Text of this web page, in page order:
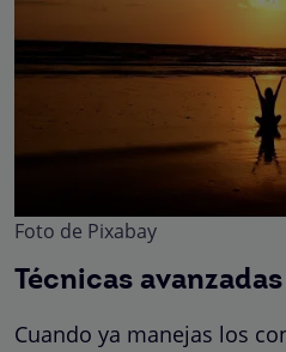
Foto de Pixabay
Técnicas
Cuando ya manejas los